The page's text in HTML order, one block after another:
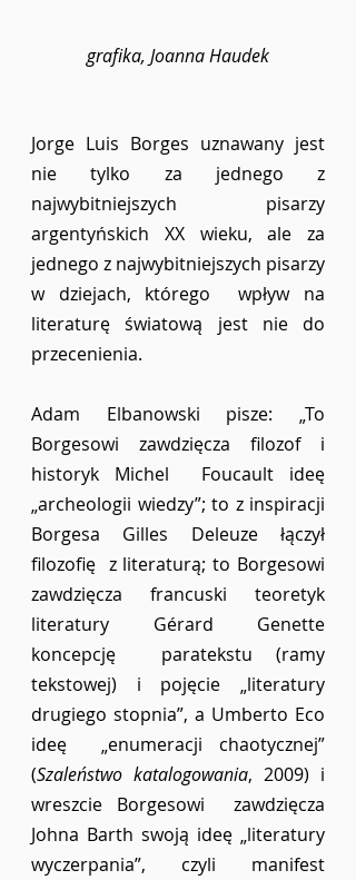
grafika, Joanna Haudek
Jorge Luis Borges uznawany jest
nie tylko za jednego z
najwybitniejszych pisarzy
argentyńskich XX wieku, ale za
jednego z najwybitniejszych pisarzy
w dziejach, którego  wpływ na
literaturę światową jest nie do
przecenienia.
Adam Elbanowski pisze: „To
Borgesowi zawdzięcza filozof i
historyk Michel  Foucault ideę
„archeologii wiedzy”; to z inspiracji
Borgesa Gilles Deleuze łączył
filozofię  z literaturą; to Borgesowi
zawdzięcza francuski teoretyk
literatury Gérard Genette
koncepcję  paratekstu (ramy
tekstowej) i pojęcie „literatury
drugiego stopnia”, a Umberto Eco
ideę  „enumeracji chaotycznej”
(Szaleństwo katalogowania, 2009) i
wreszcie Borgesowi  zawdzięcza
Johna Barth swoją ideę „literatury
wyczerpania”, czyli manifest